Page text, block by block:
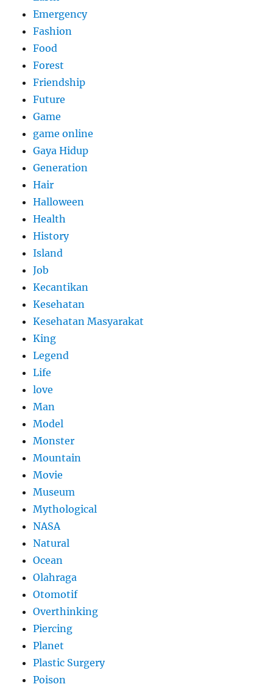
Emergency
Fashion
Food
Forest
Friendship
Future
Game
game online
Gaya Hidup
Generation
Hair
Halloween
Health
History
Island
Job
Kecantikan
Kesehatan
Kesehatan Masyarakat
King
Legend
Life
love
Man
Model
Monster
Mountain
Movie
Museum
Mythological
NASA
Natural
Ocean
Olahraga
Otomotif
Overthinking
Piercing
Planet
Plastic Surgery
Poison